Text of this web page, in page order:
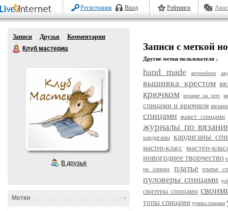
Регистрация Вход Рейтинги
Записи Друзья
Комментарии
Клуб мастериц
В друзья
-
Метки
Записи с меткой
Другие метки пользователя ↓
hand made автомобили
вышивка крестом
крючком вязание на лето
спицами и крючком
спицами жакет спицами
журналы по
кардиганы кардиганы
мастер-класс мастер-
новогоднее творчество
на спицах платье платье
пуловеры спицами
свитеры спицами
топы спицами туника спицами